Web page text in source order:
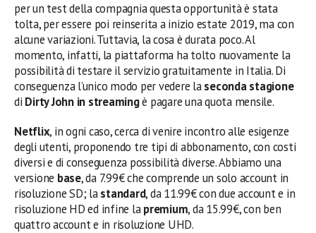
per un test della compagnia questa opportunità è stata
tolta, per essere poi reinserita a inizio estate 2019, ma con
alcune variazioni. Tuttavia, la cosa è durata poco. Al
momento, infatti, la piattaforma ha tolto nuovamente la
possibilità di testare il servizio gratuitamente in Italia. Di
conseguenza l’unico modo per vedere laseconda stagione
di Dirty John in streamingè pagare una quota mensile.
Netflix, in ogni caso, cerca di venire incontro alle esigenze
degli utenti, proponendo tre tipi di abbonamento, con costi
diversi e di conseguenza possibilità diverse. Abbiamo una
versione base, da 7.99€ che comprende un solo account in
risoluzione SD; lastandard, da 11.99€ con due account e in
risoluzione HD ed infine lapremium, da 15.99€, con ben
quattro account e in risoluzione UHD.